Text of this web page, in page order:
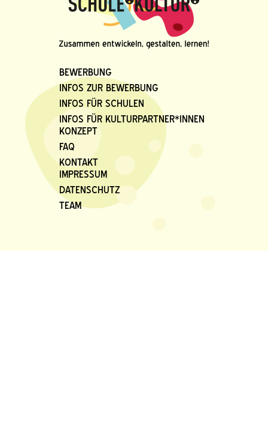
BEWERBUNG
INFOS ZUR BEWERBUNG
INFOS FÜR SCHULEN
INFOS FÜR KULTURPARTNER*INNEN
KONZEPT
FAQ
KONTAKT
IMPRESSUM
DATENSCHUTZ
TEAM